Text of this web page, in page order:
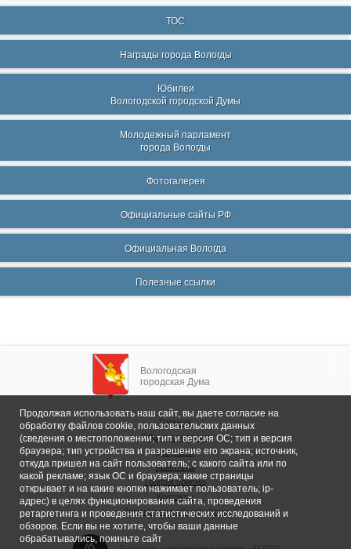
ТОС
Награды города Вологды
Юбилеи
Вологодской городской Думы
Молодежный парламент
города Вологды
Фотогалерея
Официальные сайты РФ
Официальная Вологда
Полезные ссылки
Вологодская
городская Дума
Главная
Общие сведения
Депутаты
Комитеты
График приема
Контакты
Депутатские объединения
Продолжая использовать наш сайт, вы даете согласие на
обработку файлов cookie, пользовательских данных
(сведения о местоположении; тип и версия ОС; тип и версия
браузера; тип устройства и разрешение его экрана; источник,
откуда пришел на сайт пользователь; с какого сайта или по
какой рекламе; язык ОС и браузера; какие страницы
открывает и на какие кнопки нажимает пользователь; ip-
адрес) в целях функционирования сайта, проведения
ретаргетинга и проведения статистических исследований и
обзоров. Если вы не хотите, чтобы ваши данные
обрабатывались, покиньте сайт